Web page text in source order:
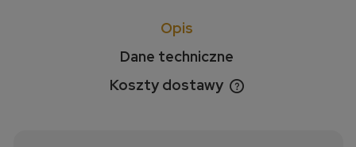
Opis
Dane techniczne
Koszty dostawy
Cena nie zawiera ewentualnych kosztów płatności